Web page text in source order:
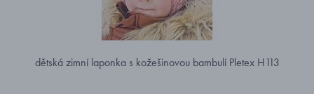
dětská zimní laponka s kožešinovou bambulí Pletex H113